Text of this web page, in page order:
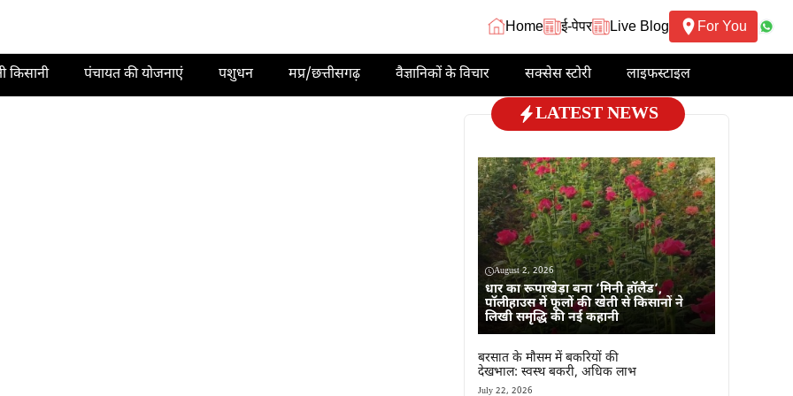
Home ई-पेपर Live Blog For You
किसानी पंचायत की योजनाएं पशुधन मप्र/छत्तीसगढ़ वैज्ञानिकों के विचार सक्सेस स्टोरी लाइफस्टाइल
LATEST NEWS
August 2, 2026
धार का रूपाखेड़ा बना ‘मिनी हॉलैंड’,
पॉलीहाउस में फूलों की खेती से किसानों ने
लिखी समृद्धि की नई कहानी
बरसात के मौसम में बकरियों की
देखभाल: स्वस्थ बकरी, अधिक लाभ
July 22, 2026